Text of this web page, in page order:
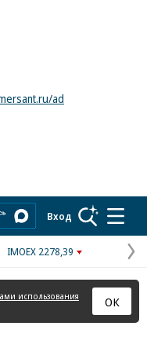
ad
Вход
IMOEX 2278,39
использования
ОК